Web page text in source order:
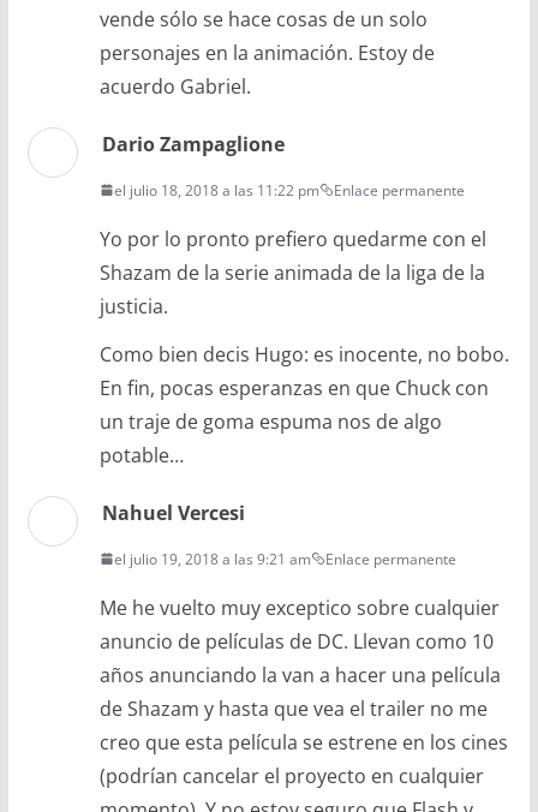
vende sólo se hace cosas de un solo
personajes en la animación. Estoy de
acuerdo Gabriel.
Dario Zampaglione
el julio 18, 2018 a las 11:22 pm Enlace permanente
Yo por lo pronto prefiero quedarme con el
Shazam de la serie animada de la liga de la
justicia.
Como bien decis Hugo: es inocente, no bobo.
En fin, pocas esperanzas en que Chuck con
un traje de goma espuma nos de algo
potable…
Nahuel Vercesi
el julio 19, 2018 a las 9:21 am Enlace permanente
Me he vuelto muy exceptico sobre cualquier
anuncio de películas de DC. Llevan como 10
años anunciando la van a hacer una película
de Shazam y hasta que vea el trailer no me
creo que esta película se estrene en los cines
(podrían cancelar el proyecto en cualquier